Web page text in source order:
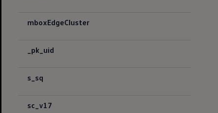
mboxEdgeCluster
_pk_uid
s_sq
sc_v17